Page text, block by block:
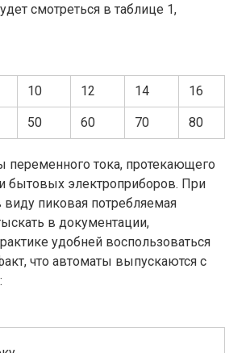
смотреться в таблице 1,
10 12 14 16
50 60 70 80
переменного тока, протекающего
бытовых электроприборов. При
пиковая потребляемая
в документации,
удобней воспользоваться
что автоматы выпускаются с